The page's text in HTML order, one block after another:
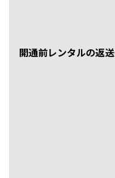
開通前レンタルの返